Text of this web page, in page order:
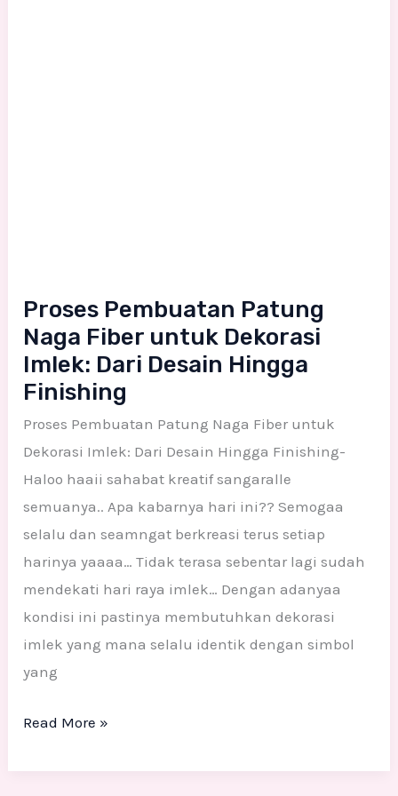
Proses Pembuatan Patung
Naga Fiber untuk Dekorasi
Imlek: Dari Desain Hingga
Finishing
Proses Pembuatan Patung Naga Fiber untuk
Dekorasi Imlek: Dari Desain Hingga Finishing-
Haloo haaii sahabat kreatif sangaralle
semuanya.. Apa kabarnya hari ini?? Semogaa
selalu dan seamngat berkreasi terus setiap
harinya yaaaa… Tidak terasa sebentar lagi sudah
mendekati hari raya imlek… Dengan adanyaa
kondisi ini pastinya membutuhkan dekorasi
imlek yang mana selalu identik dengan simbol
yang
Read More »